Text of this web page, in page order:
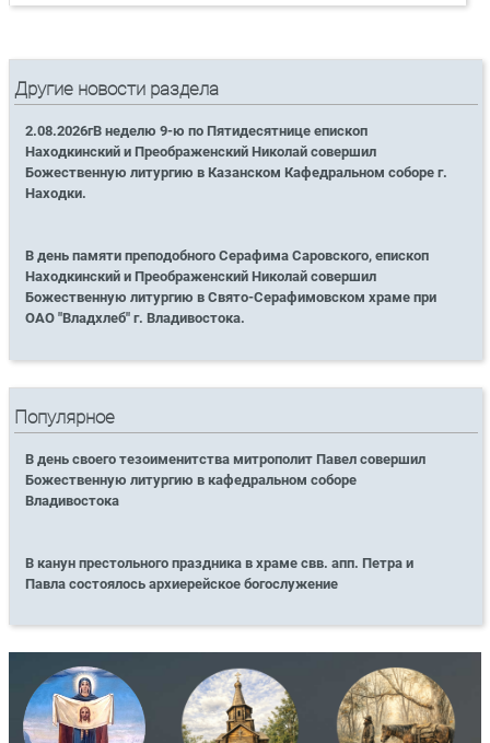
Другие новости раздела
2.08.2026гВ неделю 9-ю по Пятидесятнице епископ
Находкинский и Преображенский Николай совершил
Божественную литургию в Казанском Кафедральном соборе г.
Находки.
В день памяти преподобного Серафима Саровского, епископ
Находкинский и Преображенский Николай совершил
Божественную литургию в Свято-Серафимовском храме при
ОАО "Владхлеб" г. Владивостока.
Популярное
В день своего тезоименитства митрополит Павел совершил
Божественную литургию в кафедральном соборе
Владивостока
В канун престольного праздника в храме свв. апп. Петра и
Павла состоялось архиерейское богослужение